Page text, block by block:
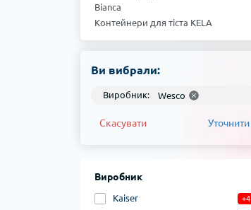
Bianca
Контейнери для тіста KELA
Ви вибрали:
Виробник: Wesco
Скасувати Уточнити
Виробник
Kaiser +4